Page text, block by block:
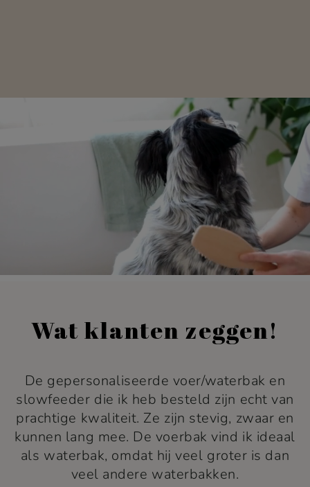
Wat klanten zeggen!
weg van de
De kwaliteit
de bakken zijn
handgemaakt. Moos
deze prachtige nieuwe
ze zijn ook nog eens
De
slowfeeder die
prachtige
kunnen lang
als waterbak,